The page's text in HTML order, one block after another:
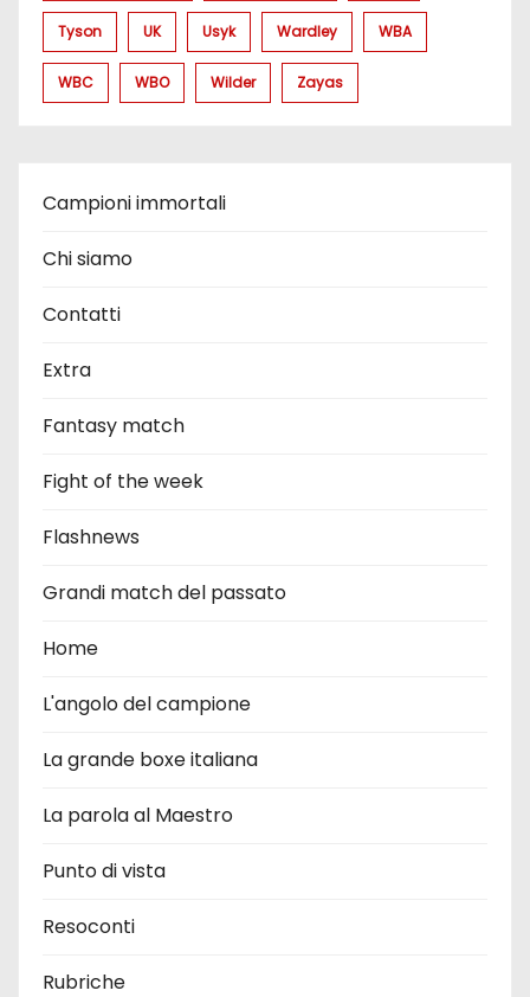
Tyson UK Usyk Wardley WBA
WBC WBO Wilder Zayas
Campioni immortali
Chi siamo
Contatti
Extra
Fantasy match
Fight of the week
Flashnews
Grandi match del passato
Home
L'angolo del campione
La grande boxe italiana
La parola al Maestro
Punto di vista
Resoconti
Rubriche